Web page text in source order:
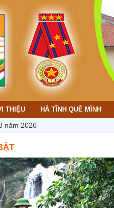
THIỆU HÀ TĨNH QUÊ MÌNH
năm 2026